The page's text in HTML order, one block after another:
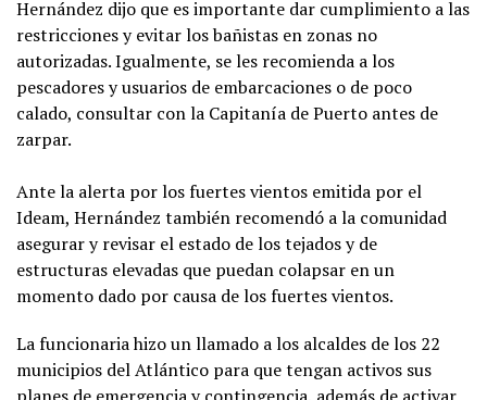
Hernández dijo que es importante dar cumplimiento a las
restricciones y evitar los bañistas en zonas no
autorizadas. Igualmente, se les recomienda a los
pescadores y usuarios de embarcaciones o de poco
calado, consultar con la Capitanía de Puerto antes de
zarpar.
Ante la alerta por los fuertes vientos emitida por el
Ideam, Hernández también recomendó a la comunidad
asegurar y revisar el estado de los tejados y de
estructuras elevadas que puedan colapsar en un
momento dado por causa de los fuertes vientos.
La funcionaria hizo un llamado a los alcaldes de los 22
municipios del Atlántico para que tengan activos sus